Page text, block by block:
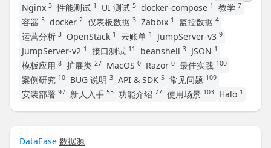
Nginx 3 性能测试 1 UI 测试 5 docker-compose 1 教学 7
容器 5 docker 2 仪表板数据 3 Zabbix 1 监控数据 4
运营分析 3 OpenStack 1 云账单 1 JumpServer-v3 9
JumpServer-v2 1 接口测试 11 beanshell 3 JSON 1
模板应用 8 扩展类 27 MacOS 0 Razor 0 最佳实践 100
案例研究 10 BUG 说明 3 API & SDK 5 常见问题 109
安装部署 97 新人入手 55 功能介绍 77 使用场景 103 Halo 1
DataEase 数据源